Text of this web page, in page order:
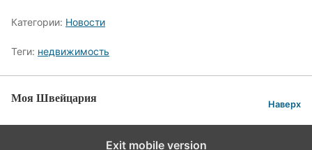
Категории: Новости
Теги: недвижимость
Моя Швейцария Наверх
Exit mobile version